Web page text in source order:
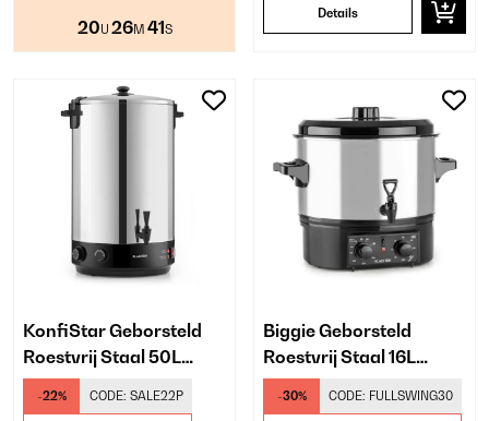
20U 26M 40S
Details
KonfiStar Geborsteld
Roestvrij Staal 50L
Inmaakketel Zilver
-22% CODE: SALE22P
Biggie Geborsteld
Roestvrij Staal 16L
Inmaakketel Zilver
-30% CODE: FULLSWING30